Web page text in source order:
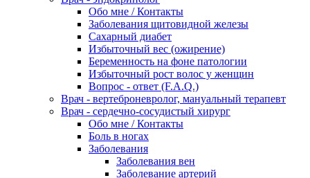
Обо мне / Контакты
Заболевания щитовидной железы
Сахарный диабет
Избыточный вес (ожирение)
Беременность на фоне патологии
Избыточный рост волос у женщин
Вопрос - ответ (F.A.Q.)
Врач - вертеброневролог, мануальный терапевт
Врач - сердечно-сосудистый хирург
Обо мне / Контакты
Боль в ногах
Заболевания
Заболевания вен
Заболевание артерий